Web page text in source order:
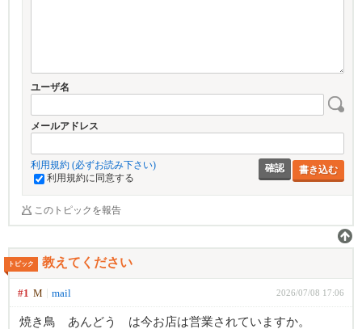
ユーザ名
メールアドレス
利用規約 (必ずお読み下さい)
利用規約に同意する
書き込む
このトピックを報告
トピック 教えてください
#1 M mail 2026/07/08 17:06
焼き鳥 あんどう は今お店は営業されていますか。